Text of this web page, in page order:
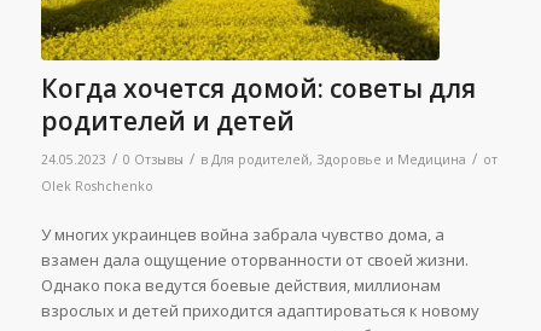
Когда хочется домой: советы для
родителей и детей
24.05.2023 / 0 Отзывы / в Для родителей, Здоровье и Медицина / от
Olek Roshchenko
У многих украинцев война забрала чувство дома, а
взамен дала ощущение оторванности от своей жизни.
Однако пока ведутся боевые действия, миллионам
взрослых и детей приходится адаптироваться к новому